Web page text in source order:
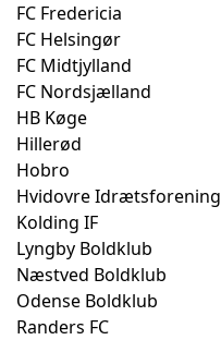
FC Fredericia
FC Helsingør
FC Midtjylland
FC Nordsjælland
HB Køge
Hillerød
Hobro
Hvidovre Idrætsforening
Kolding IF
Lyngby Boldklub
Næstved Boldklub
Odense Boldklub
Randers FC